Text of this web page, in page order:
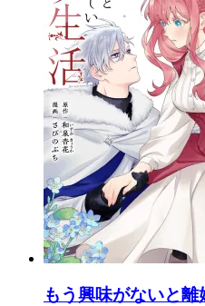
もう興味がないと